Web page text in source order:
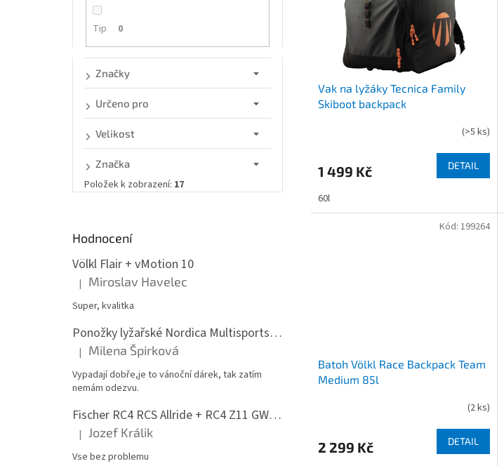
Tip 0
Značky
Určeno pro
Velikost
Značka
Položek k zobrazení: 17
Hodnocení
Völkl Flair + vMotion 10
Hodnocení produktu je 5 z 5 hvězdiček.
| Miroslav Havelec
Super, kvalitka
Ponožky lyžařské Nordica Multisports Winter dvojbalení
Hodnocení produktu je 5 z 5 hvězdiček.
| Milena Špirková
Vypadají dobře,je to vánoční dárek, tak zatím
nemám odezvu.
Fischer RC4 RCS Allride + RC4 Z11 GW PR
Hodnocení produktu je 5 z 5 hvězdiček.
| Jozef Králik
Vse bez problemu
Vak na lyžáky Tecnica Family
Skiboot backpack
(>5 ks)
1 499 Kč DETAIL
60l
Batoh Völkl Race Backpack Team
Medium 85l
(2 ks)
2 299 Kč DETAIL
Kód: 199264